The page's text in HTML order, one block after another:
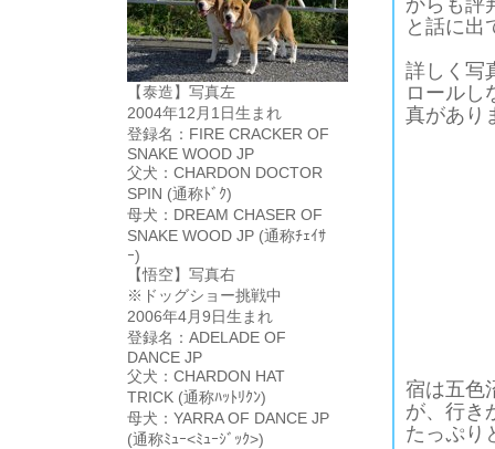
【泰造】写真左
2004年12月1日生まれ
登録名：FIRE CRACKER OF
SNAKE WOOD JP
父犬：CHARDON DOCTOR
SPIN (通称ﾄﾞｸ)
母犬：DREAM CHASER OF
SNAKE WOOD JP (通称ﾁｪｲｻ
ｰ)
【悟空】写真右
※ドッグショー挑戦中
2006年4月9日生まれ
登録名：ADELADE OF
DANCE JP
父犬：CHARDON HAT
TRICK (通称ﾊｯﾄﾘｸﾝ)
母犬：YARRA OF DANCE JP
(通称ﾐｭｰ<ﾐｭｰｼﾞｯｸ>)
からも評
と話に出
詳しく写
ロールし
真があり
宿は五色
が、行き
たっぷり